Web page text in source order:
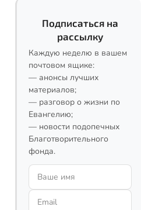
Подписаться на
рассылку
Каждую неделю в вашем
почтовом ящике:
— анонсы лучших
материалов;
— разговор о жизни по
Евангелию;
— новости подопечных
Благотворительного
фонда.